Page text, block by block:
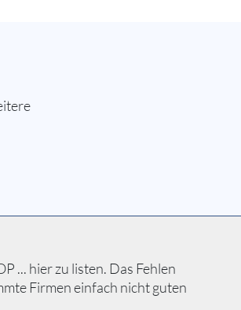
... hier zu listen. Das Fehlen
Firmen einfach nicht guten